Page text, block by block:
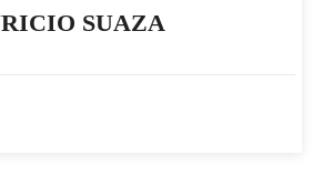
SUAZA